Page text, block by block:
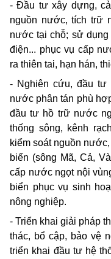
- Đầu tư xây dựng,
nguồn nước, tích trữ
nước tại chỗ; sử
điện... phục vụ cấp
ra thiên tai, hạn hán,
- Nghiên cứu, đầu tư
nước phân tán phù
đầu tư hồ trữ nước
thống sông, kênh
kiểm soát nguồn
biển (sông Mã, Cả,
cấp nước ngọt nội
biển phục vụ sinh
nông nghiệp.
- Triển khai giải pháp
thác, bổ cập, bảo vệ
triển khai đầu tư hệ